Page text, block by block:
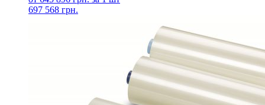
697 568 грн.